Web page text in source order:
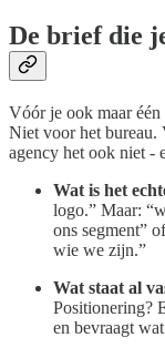
De brief die
Vóór je ook maar één
Niet voor het bureau.
agency het ook niet -
Wat is het
logo.” Maar:
ons segment”
wie we zijn.”
Wat staat al
Positionering?
en bevraagt